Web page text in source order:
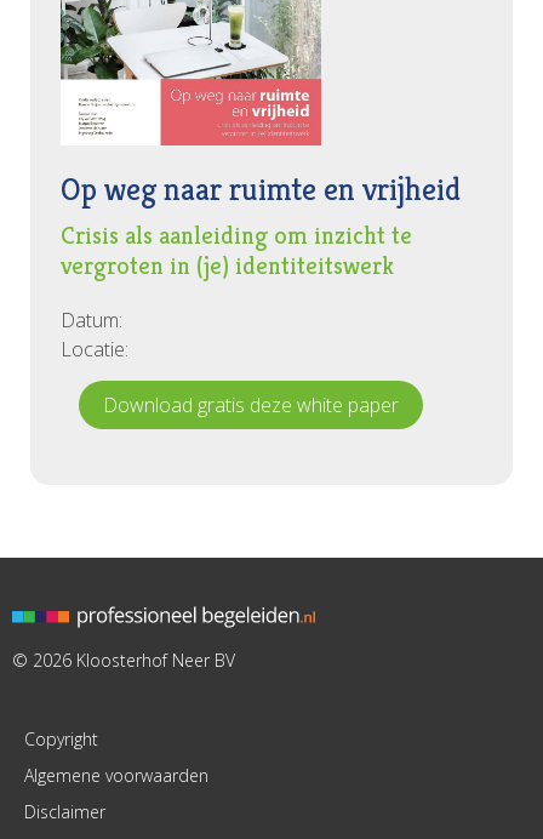
Op weg naar ruimte en vrijheid
Crisis als aanleiding om inzicht te
vergroten in (je) identiteitswerk
Datum:
Locatie:
Download gratis deze white paper
© 2026 Kloosterhof Neer BV
Copyright
Algemene voorwaarden
Disclaimer